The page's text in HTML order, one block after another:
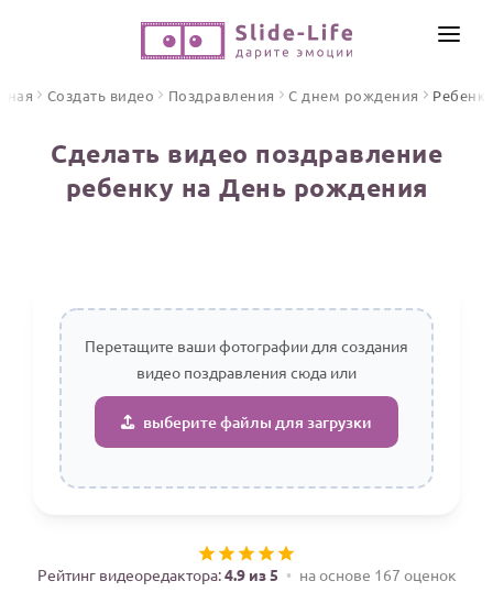
ПО ФОРМАТУ
Стихи и тексты
ПРАЗДНИКИ
С Днем рождения
Юбилей
Свадьба
Календарь праздников
ИНСТРУМЕНТЫ
ОТЗЫВЫ
Создать видео Поздравления С днем рождения Ребенку
Сделать видео поздравление
ребенку на День рождения
Перетащите ваши фотографии для создания
видео поздравления сюда или
выберите файлы для загрузки
Рейтинг видеоредактора:4.9 из 5 на основе 167 оценок